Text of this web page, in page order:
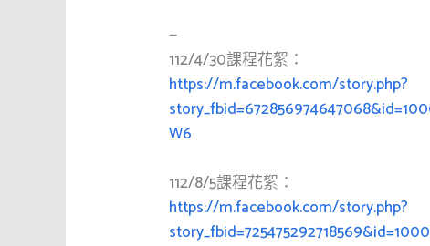
—
112/4/30課程花絮：
https://m.facebook.com/story.php?
W6
112/8/5課程花絮：
https://m.facebook.com/story.php?